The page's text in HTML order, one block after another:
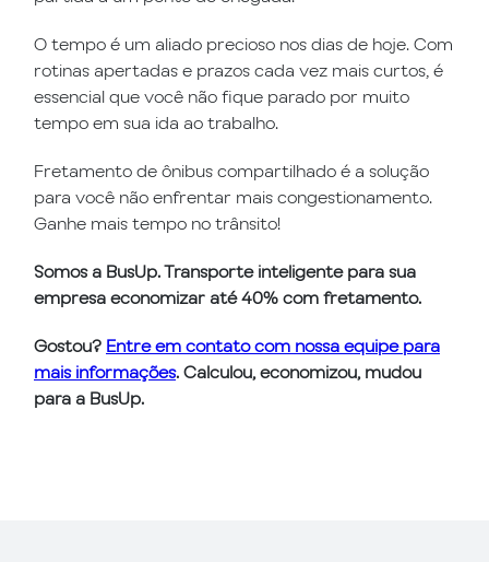
O tempo é um aliado precioso nos dias de hoje. Com
rotinas apertadas e prazos cada vez mais curtos, é
essencial que você não fique parado por muito
tempo em sua ida ao trabalho.
Fretamento de ônibus compartilhado é a solução
para você não enfrentar mais congestionamento.
Ganhe mais tempo no trânsito!
Somos a BusUp. Transporte inteligente para sua
empresa economizar até 40% com fretamento.
Gostou? Entre em contato com nossa equipe para
mais informações. Calculou, economizou, mudou
para a BusUp.